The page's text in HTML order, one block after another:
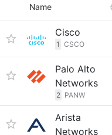
Name
Cisco
1 CSCO
Palo Alto
Networks
2 PANW
Arista
Networks